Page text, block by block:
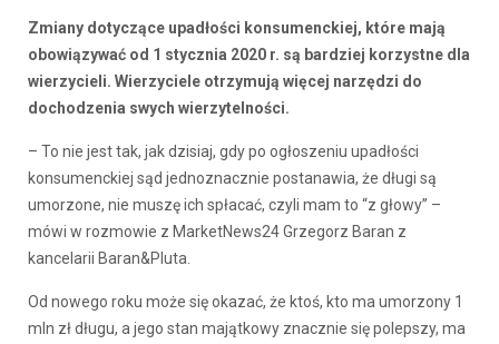
Zmiany dotyczące upadłości konsumenckiej, które mają
obowiązywać od 1 stycznia 2020 r. są bardziej korzystne dla
wierzycieli. Wierzyciele otrzymują więcej narzędzi do
dochodzenia swych wierzytelności.
– To nie jest tak, jak dzisiaj, gdy po ogłoszeniu upadłości
konsumenckiej sąd jednoznacznie postanawia, że długi są
umorzone, nie muszę ich spłacać, czyli mam to “z głowy” –
mówi w rozmowie z MarketNews24 Grzegorz Baran z
kancelarii Baran&Pluta.
Od nowego roku może się okazać, że ktoś, kto ma umorzony 1
mln zł długu, a jego stan majątkowy znacznie się polepszy, ma